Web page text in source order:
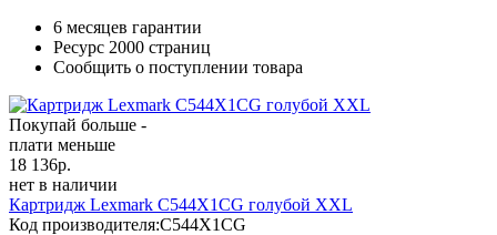
6 месяцев гарантии
Ресурс 2000 страниц
Сообщить о поступлении товара
Покупай больше -
плати меньше
18 136р.
нет в наличии
Картридж Lexmark C544X1CG голубой XXL
Код производителя:C544X1CG